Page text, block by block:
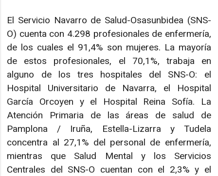
El Servicio Navarro de Salud-Osasunbidea (SNS-
O) cuenta con 4.298 profesionales de enfermería,
de los cuales el 91,4% son mujeres. La mayoría
de estos profesionales, el 70,1%, trabaja en
alguno de los tres hospitales del SNS-O: el
Hospital Universitario de Navarra, el Hospital
García Orcoyen y el Hospital Reina Sofía. La
Atención Primaria de las áreas de salud de
Pamplona / Iruña, Estella-Lizarra y Tudela
concentra al 27,1% del personal de enfermería,
mientras que Salud Mental y los Servicios
Centrales del SNS-O cuentan con el 2,3% y el